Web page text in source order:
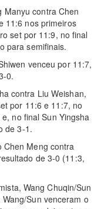
Manyu contra Chen
11:6 nos primeiros
set por 11:9, no final
para semifinais.
venceu por 11:7,
0.
contra Liu Weishan,
por 11:6 e 11:7, no
no final Sun Yingsha
de 3-1.
Chen Meng contra
de 3-0 (11:3,
Wang Chuqin/Sun
Sun venceram o